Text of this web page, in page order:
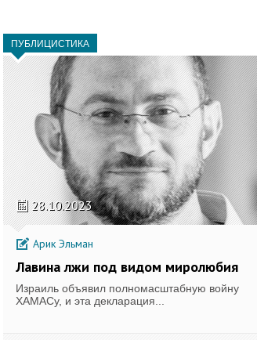
ПУБЛИЦИСТИКА
28.10.2023
Арик Эльман
Лавина лжи под видом миролюбия
Израиль объявил полномасштабную войну
ХАМАСу, и эта декларация...